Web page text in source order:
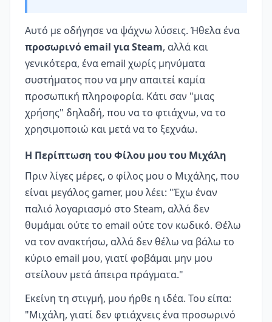
Αυτό με οδήγησε να ψάχνω λύσεις. Ήθελα ένα
προσωρινό email για Steam, αλλά και
γενικότερα, ένα email χωρίς μηνύματα
συστήματος που να μην απαιτεί καμία
προσωπική πληροφορία. Κάτι σαν "μιας
χρήσης" δηλαδή, που να το φτιάχνω, να το
χρησιμοποιώ και μετά να το ξεχνάω.
Η Περίπτωση του Φίλου μου του Μιχάλη
Πριν λίγες μέρες, ο φίλος μου ο Μιχάλης, που
είναι μεγάλος gamer, μου λέει: "Έχω έναν
παλιό λογαριασμό στο Steam, αλλά δεν
θυμάμαι ούτε το email ούτε τον κωδικό. Θέλω
να τον ανακτήσω, αλλά δεν θέλω να βάλω το
κύριο email μου, γιατί φοβάμαι μην μου
στείλουν μετά άπειρα πράγματα."
Εκείνη τη στιγμή, μου ήρθε η ιδέα. Του είπα:
"Μιχάλη, γιατί δεν φτιάχνεις ένα προσωρινό